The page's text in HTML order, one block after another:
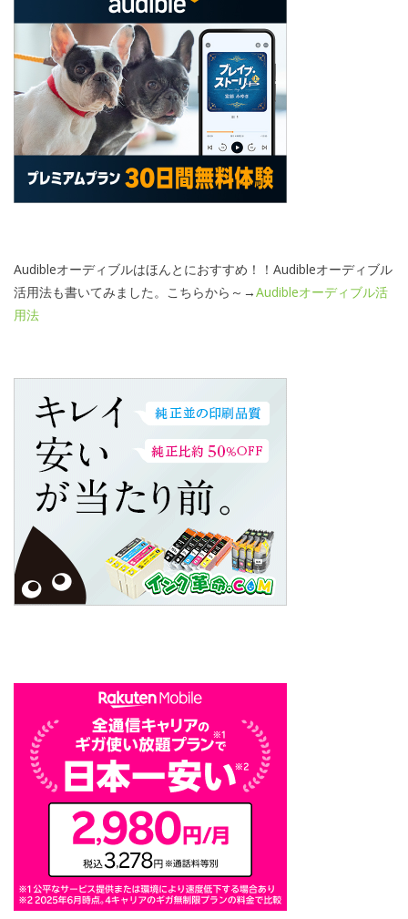
Audibleオーディブルはほんとにおすすめ！！Audibleオーディブル
活用法も書いてみました。こちらから～→Audibleオーディブル活
用法